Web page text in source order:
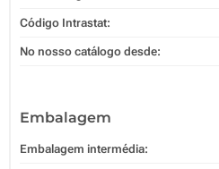
Código Intrastat:
No nosso catálogo desde:
Embalagem
Embalagem intermédia: